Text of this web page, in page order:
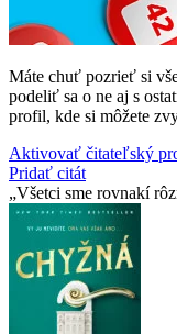
Máte chuť pozrieť si
podeliť sa o ne aj s
profil, kde si môžete
Aktivovať čitateľský
Pridať citát
Všetci sme rovnakí